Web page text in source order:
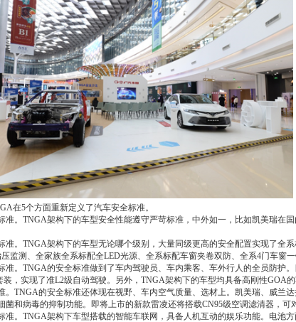
在5个方面重新定义了汽车安全标准。
准。TNGA架构下的车型安全性能遵守严苛标准，中外如一，比如凯美瑞在
准。TNGA架构下的车型无论哪个级别，大量同级更高的安全配置实现了全
监测、全家族全系标配全LED光源、全系标配车窗夹卷双防、全系4门车窗一
准。TNGA的安全标准做到了车内驾驶员、车内乘客、车外行人的全员防护
装，实现了准L2级自动驾驶。另外，TNGA架构下的车型均具备高刚性GOA的
。TNGA的安全标准还体现在视野、车内空气质量、选材上。凯美瑞、威兰
菌和病毒的抑制功能。即将上市的新款雷凌还将搭载CN95级空调滤清器，可
准。TNGA架构下车型搭载的智能车联网，具备人机互动的娱乐功能。电池